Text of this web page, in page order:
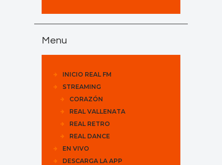
Menu
INICIO REAL FM
STREAMING
CORAZÓN
REAL VALLENATA
REAL RETRO
REAL DANCE
EN VIVO
DESCARGA LA APP